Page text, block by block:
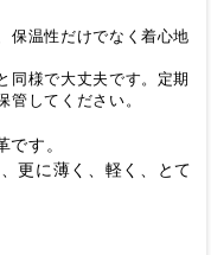
保温性だけでなく着心地
同様で大丈夫です。定期
してください。
す。
更に薄く、軽く、とて